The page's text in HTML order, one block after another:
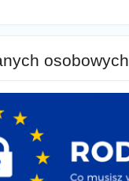
osobowych